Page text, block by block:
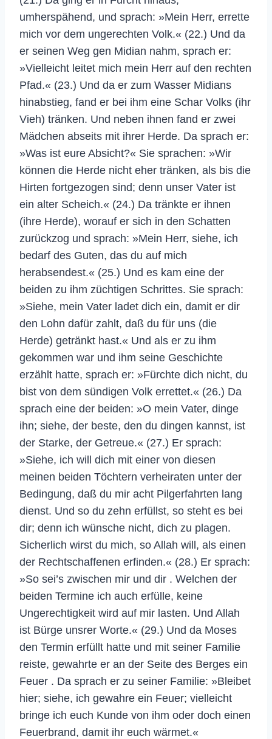
umherspähend, und sprach: »Mein Herr, errette
mich vor dem ungerechten Volk.« (22.) Und da
er seinen Weg gen Midian nahm, sprach er:
»Vielleicht leitet mich mein Herr auf den rechten
Pfad.« (23.) Und da er zum Wasser Midians
hinabstieg, fand er bei ihm eine Schar Volks (ihr
Vieh) tränken. Und neben ihnen fand er zwei
Mädchen abseits mit ihrer Herde. Da sprach er:
»Was ist eure Absicht?« Sie sprachen: »Wir
können die Herde nicht eher tränken, als bis die
Hirten fortgezogen sind; denn unser Vater ist
ein alter Scheich.« (24.) Da tränkte er ihnen
(ihre Herde), worauf er sich in den Schatten
zurückzog und sprach: »Mein Herr, siehe, ich
bedarf des Guten, das du auf mich
herabsendest.« (25.) Und es kam eine der
beiden zu ihm züchtigen Schrittes. Sie sprach:
»Siehe, mein Vater ladet dich ein, damit er dir
den Lohn dafür zahlt, daß du für uns (die
Herde) getränkt hast.« Und als er zu ihm
gekommen war und ihm seine Geschichte
erzählt hatte, sprach er: »Fürchte dich nicht, du
bist von dem sündigen Volk errettet.« (26.) Da
sprach eine der beiden: »O mein Vater, dinge
ihn; siehe, der beste, den du dingen kannst, ist
der Starke, der Getreue.« (27.) Er sprach:
»Siehe, ich will dich mit einer von diesen
meinen beiden Töchtern verheiraten unter der
Bedingung, daß du mir acht Pilgerfahrten lang
dienst. Und so du zehn erfüllst, so steht es bei
dir; denn ich wünsche nicht, dich zu plagen.
Sicherlich wirst du mich, so Allah will, als einen
der Rechtschaffenen erfinden.« (28.) Er sprach:
»So sei’s zwischen mir und dir . Welchen der
beiden Termine ich auch erfülle, keine
Ungerechtigkeit wird auf mir lasten. Und Allah
ist Bürge unsrer Worte.« (29.) Und da Moses
den Termin erfüllt hatte und mit seiner Familie
reiste, gewahrte er an der Seite des Berges ein
Feuer . Da sprach er zu seiner Familie: »Bleibet
hier; siehe, ich gewahre ein Feuer; vielleicht
bringe ich euch Kunde von ihm oder doch einen
Feuerbrand, damit ihr euch wärmet.«